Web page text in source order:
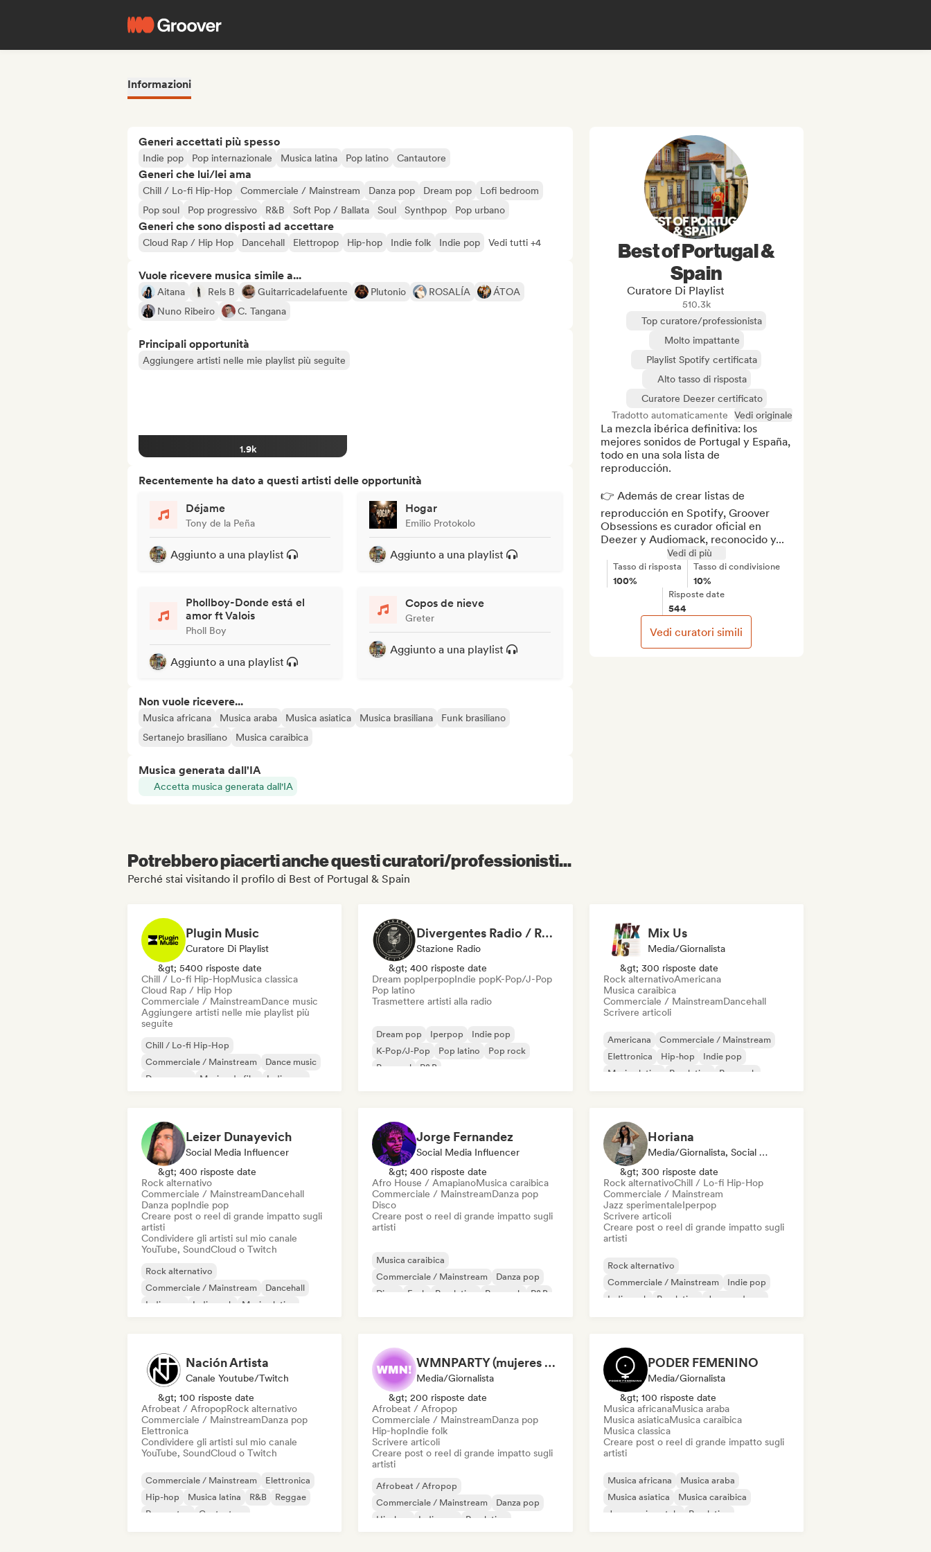
Informazioni
Generi accettati più spesso
Indie pop Pop internazionale Musica latina Pop latino Cantautore
Generi che lui/lei ama
Chill / Lo-fi Hip-Hop Commerciale / Mainstream Danza pop Dream pop
Lofi bedroom
Pop soul
Pop progressivo R&B Soft Pop / Ballata Soul Synthpop Pop urbano
Generi che sono disposti ad accettare
Cloud Rap / Hip Hop Dancehall Elettropop Hip-hop Indie folk Indie pop Vedi tutti +4
Vuole ricevere musica simile a...
Aitana Rels B Guitarricadelafuente Plutonio ROSALÍA
ÁTOA
Nuno Ribeiro
C. Tangana
Principali opportunità
Aggiungere artisti nelle mie playlist più seguite
1.9k
Recentemente ha dato a questi artisti delle opportunità
Déjame
Tony de la Peña
Aggiunto a una playlist
Hogar
Emilio Protokolo
Aggiunto a una playlist
Phollboy-Donde está el
amor ft Valois
Pholl Boy
Aggiunto a una playlist
Copos de nieve
Greter
Aggiunto a una playlist
Non vuole ricevere...
Musica africana Musica araba Musica asiatica Musica brasiliana
Funk brasiliano
Sertanejo brasiliano
Musica caraibica
Musica generata dall'IA
Accetta musica generata dall'IA
Best of Portugal &
Spain
Curatore Di Playlist
510.3k
Top curatore/professionista
Molto impattante
Playlist Spotify certificata
Alto tasso di risposta
Curatore Deezer certificato
Tradotto automaticamente
Vedi originale
La mezcla ibérica definitiva: los
mejores sonidos de Portugal y España,
todo en una sola lista de
reproducción.
👉 Además de crear listas de
reproducción en Spotify, Groover
Obsessions es curador oficial en
Deezer y Audiomack, reconocido y...
Vedi di più
Tasso di risposta
100%
Tasso di condivisione
10%
Risposte date
544
Vedi curatori simili
Potrebbero piacerti anche questi curatori/professionisti...
Perché stai visitando il profilo di Best of Portugal & Spain
Plugin Music
Curatore Di Playlist
&gt; 5400 risposte date
Chill / Lo-fi Hip-HopMusica classica
Cloud Rap / Hip Hop
Commerciale / MainstreamDance music
Aggiungere artisti nelle mie playlist più
seguite
Chill / Lo-fi Hip-Hop
Commerciale / Mainstream
Dance music
Dream pop
Musica da film
Indie pop
Divergentes Radio / Radio UNAM
Stazione Radio
&gt; 400 risposte date
Dream popIperpopIndie popK-Pop/J-Pop
Pop latino
Trasmettere artisti alla radio
Dream pop Iperpop
Indie pop
K-Pop/J-Pop
Pop latino
Pop rock
Pop soul
R&B
Mix Us
Media/Giornalista
&gt; 300 risposte date
Rock alternativoAmericana
Musica caraibica
Commerciale / MainstreamDancehall
Scrivere articoli
Americana
Commerciale / Mainstream
Elettronica
Hip-hop
Indie pop
Musica latina
Pop latino Pop rock
Leizer Dunayevich
Social Media Influencer
&gt; 400 risposte date
Rock alternativo
Commerciale / MainstreamDancehall
Danza popIndie pop
Creare post o reel di grande impatto sugli
artisti
Condividere gli artisti sul mio canale
YouTube, SoundCloud o Twitch
Rock alternativo
Commerciale / Mainstream
Dancehall
Indie pop
Indie rock
Musica latina
Jorge Fernandez
Social Media Influencer
&gt; 400 risposte date
Afro House / AmapianoMusica caraibica
Commerciale / MainstreamDanza pop
Disco
Creare post o reel di grande impatto sugli
artisti
Musica caraibica
Commerciale / Mainstream
Danza pop
Disco
Funk Pop latino Pop rock R&B
Horiana
Media/Giornalista, Social Media Influencer
&gt; 300 risposte date
Rock alternativoChill / Lo-fi Hip-Hop
Commerciale / Mainstream
Jazz sperimentaleIperpop
Scrivere articoli
Creare post o reel di grande impatto sugli
artisti
Rock alternativo
Commerciale / Mainstream
Indie pop
Indie rock
Pop latino
Jazz moderno
Nación Artista
Canale Youtube/Twitch
&gt; 100 risposte date
Afrobeat / AfropopRock alternativo
Commerciale / MainstreamDanza pop
Elettronica
Condividere gli artisti sul mio canale
YouTube, SoundCloud o Twitch
Commerciale / Mainstream
Elettronica
Hip-hop
Musica latina R&B
Reggae
Reggaeton
Cantautore
WMNPARTY (mujeres en la industria musical)
Media/Giornalista
&gt; 200 risposte date
Afrobeat / Afropop
Commerciale / MainstreamDanza pop
Hip-hopIndie folk
Scrivere articoli
Creare post o reel di grande impatto sugli
artisti
Afrobeat / Afropop
Commerciale / Mainstream
Danza pop
Hip-hop
Indie pop
Pop latino
PODER FEMENINO
Media/Giornalista
&gt; 100 risposte date
Musica africanaMusica araba
Musica asiaticaMusica caraibica
Musica classica
Creare post o reel di grande impatto sugli
artisti
Musica africana
Musica araba
Musica asiatica
Musica caraibica
Jazz sperimentale
Pop latino